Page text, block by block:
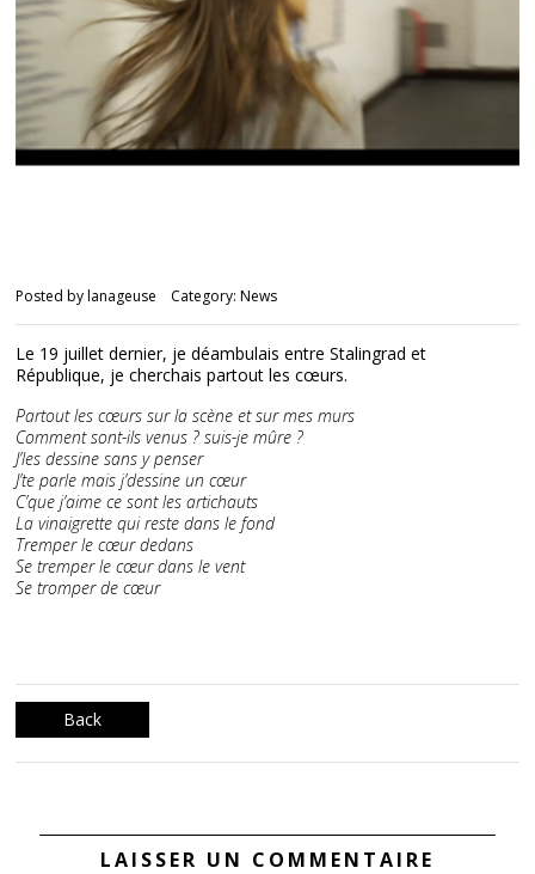
Posted bylanageuse Category: News
Le 19 juillet dernier, je déambulais entre Stalingrad et
République, je cherchais partout les cœurs.
Partout les cœurs sur la scène et sur mes murs
Comment sont-ils venus ? suis-je mûre ?
J’les dessine sans y penser
J’te parle mais j’dessine un cœur
C’que j’aime ce sont les artichauts
La vinaigrette qui reste dans le fond
Tremper le cœur dedans
Se tremper le cœur dans le vent
Se tromper de cœur
Back
LAISSER UN COMMENTAIRE